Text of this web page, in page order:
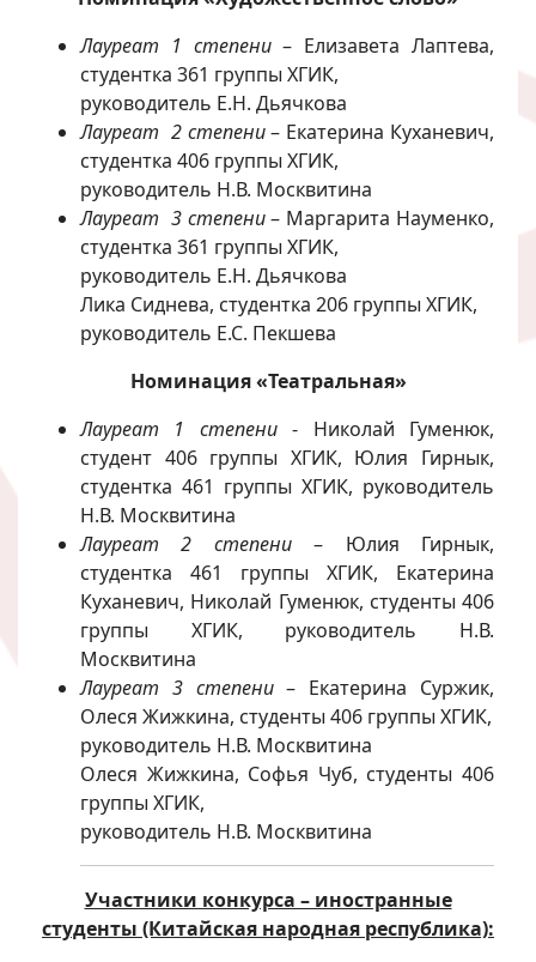
Лауреат 1 степени– Елизавета Лаптева,
студентка 361 группы ХГИК,
руководитель Е.Н. Дьячкова
Лауреат 2 степени– Екатерина Куханевич,
студентка 406 группы ХГИК,
руководитель Н.В. Москвитина
Лауреат 3 степени– Маргарита Науменко,
студентка 361 группы ХГИК,
руководитель Е.Н. Дьячкова
Лика Сиднева, студентка 206 группы ХГИК,
руководитель Е.С. Пекшева
Номинация «Театральная»
Лауреат 1 степени- Николай Гуменюк,
студент 406 группы ХГИК, Юлия Гирнык,
студентка 461 группы ХГИК, руководитель
Н.В. Москвитина
Лауреат 2 степени– Юлия Гирнык,
студентка 461 группы ХГИК, Екатерина
Куханевич, Николай Гуменюк, студенты 406
группы ХГИК, руководитель Н.В.
Москвитина
Лауреат 3 степени– Екатерина Суржик,
Олеся Жижкина, студенты 406 группы ХГИК,
руководитель Н.В. Москвитина
Олеся Жижкина, Софья Чуб, студенты 406
группы ХГИК,
руководитель Н.В. Москвитина
Участники конкурса – иностранные
студенты (Китайская народная республика):